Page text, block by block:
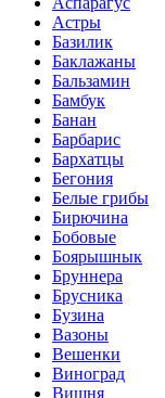
Астры
Базилик
Баклажаны
Бальзамин
Бамбук
Банан
Барбарис
Бархатцы
Бегония
Белые грибы
Бирючина
Бобовые
Боярышнык
Бруннера
Брусника
Бузина
Вазоны
Вешенки
Виноград
Вишня